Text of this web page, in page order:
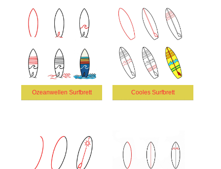
Ozeanwellen Surfbrett Cooles Surfbrett